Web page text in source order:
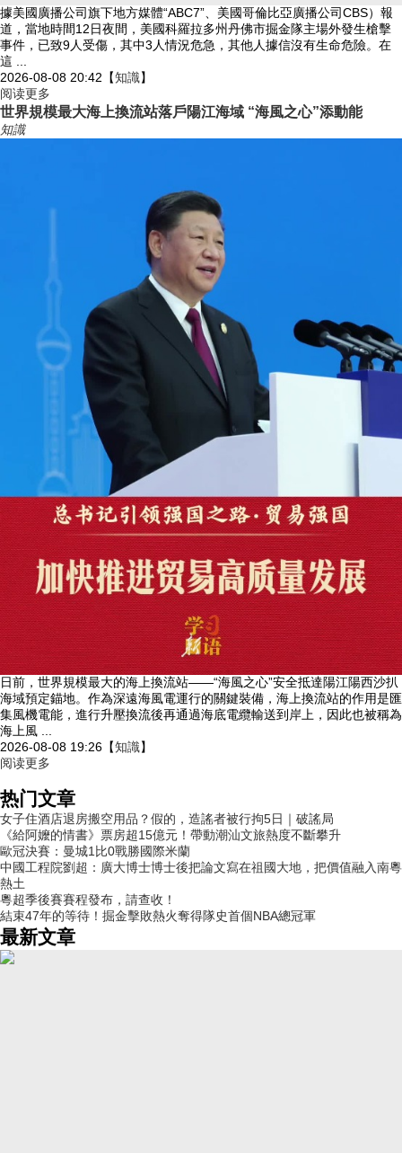
據美國廣播公司旗下地方媒體“ABC7”、美國哥倫比亞廣播公司CBS）報
道，當地時間12日夜間，美國科羅拉多州丹佛市掘金隊主場外發生槍擊
事件，已致9人受傷，其中3人情況危急，其他人據信沒有生命危險。在
這 ...
2026-08-08 20:42 【知識】
阅读更多
世界規模最大海上換流站落戶陽江海域 “海風之心”添動能
知識
日前，世界規模最大的海上換流站——“海風之心”安全抵達陽江陽西沙扒
海域預定錨地。作為深遠海風電運行的關鍵裝備，海上換流站的作用是匯
集風機電能，進行升壓換流後再通過海底電纜輸送到岸上，因此也被稱為
海上風 ...
2026-08-08 19:26 【知識】
阅读更多
热门文章
女子住酒店退房搬空用品？假的，造謠者被行拘5日｜破謠局
《給阿嬤的情書》票房超15億元！帶動潮汕文旅熱度不斷攀升
歐冠決賽：曼城1比0戰勝國際米蘭
中國工程院劉超：廣大博士博士後把論文寫在祖國大地，把價值融入南粵
熱土
粵超季後賽賽程發布，請查收！
結束47年的等待！掘金擊敗熱火奪得隊史首個NBA總冠軍
最新文章